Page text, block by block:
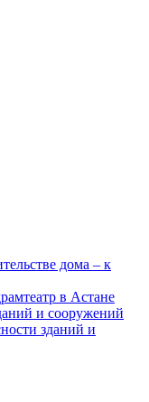
дома – к
в Астане
и сооружений
зданий и